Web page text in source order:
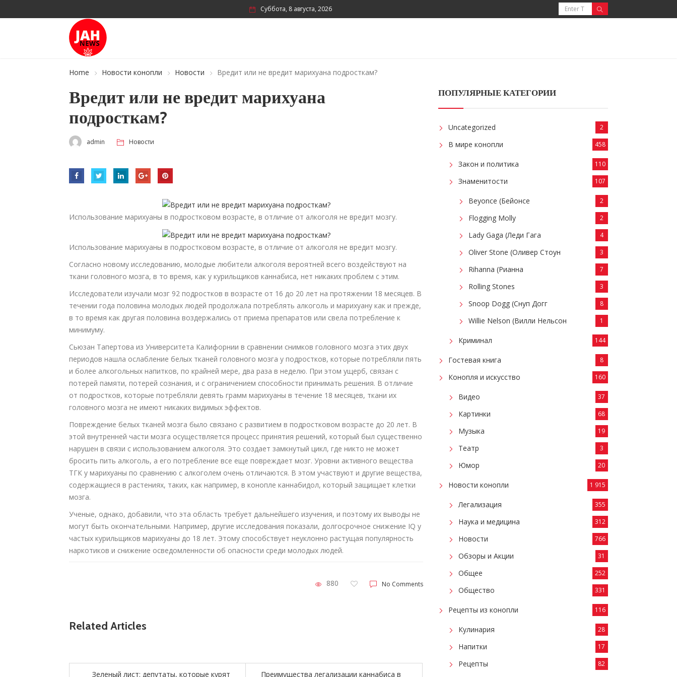
Суббота, 8 августа, 2026
Home Новости конопли Новости Вредит или не вредит марихуана подросткам?
Вредит или не вредит марихуана
подросткам?
admin Новости
Использование марихуаны в подростковом возрасте, в отличие от алкоголя не вредит мозгу.
Использование марихуаны в подростковом возрасте, в отличие от алкоголя не вредит мозгу.
Согласно новому исследованию, молодые любители алкоголя вероятней всего воздействуют на
ткани головного мозга, в то время, как у курильщиков каннабиса, нет никаких проблем с этим.
Исследователи изучали мозг 92 подростков в возрасте от 16 до 20 лет на протяжении 18 месяцев. В
течении года половина молодых людей продолжала потреблять алкоголь и марихуану как и прежде,
в то время как другая половина воздержались от приема препаратов или свела потребление к
минимуму.
Сьюзан Тапертова из Университета Калифорнии в сравнении снимков головного мозга этих двух
периодов нашла ослабление белых тканей головного мозга у подростков, которые потребляли пять
и более алкогольных напитков, по крайней мере, два раза в неделю. При этом ущерб, связан с
потерей памяти, потерей сознания, и с ограничением способности принимать решения. В отличие
от подростков, которые потребляли девять грамм марихуаны в течение 18 месяцев, ткани их
головного мозга не имеют никаких видимых эффектов.
Повреждение белых тканей мозга было связано с развитием в подростковом возрасте до 20 лет. В
этой внутренней части мозга осуществляется процесс принятия решений, который был существенно
нарушен в связи с использованием алкоголя. Это создает замкнутый цикл, где никто не может
бросить пить алкоголь, а его потребление все еще повреждает мозг. Уровни активного вещества
ТГК у марихуаны по сравнению с алкоголем очень отличаются. В этом участвуют и другие вещества,
содержащиеся в растениях, таких, как например, в конопле каннабидол, который защищает клетки
мозга.
Ученые, однако, добавили, что эта область требует дальнейшего изучения, и поэтому их выводы не
могут быть окончательными. Например, другие исследования показали, долгосрочное снижение IQ у
частых курильщиков марихуаны до 18 лет. Этому способствует неуклонно растущая популярность
наркотиков и снижение осведомленности об опасности среди молодых людей.
880 No Comments
Related Articles
Зеленый лист: депутаты, которые курят Преимущества легализации каннабиса в
ПОПУЛЯРНЫЕ КАТЕГОРИИ
Uncategorized 2
В мире конопли 458
Закон и политика 110
Знаменитости 107
Beyonce (Бейонсе 2
Flogging Molly 2
Lady Gaga (Леди Гага 4
Oliver Stone (Оливер Стоун 3
Rihanna (Рианна 7
Rolling Stones 3
Snoop Dogg (Снуп Догг 8
Willie Nelson (Вилли Нельсон 1
Криминал 144
Гостевая книга 8
Конопля и искусство 160
Видео 37
Картинки 68
Музыка 19
Театр 3
Юмор 20
Новости конопли 1 915
Легализация 355
Наука и медицина 312
Новости 766
Обзоры и Акции 31
Общее 252
Общество 331
Рецепты из конопли 116
Кулинария 28
Напитки 17
Рецепты 82